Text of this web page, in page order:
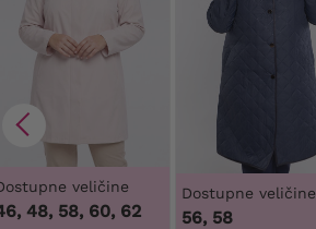
veličine
48, 58, 60, 62
Dostupne veličine
56, 58